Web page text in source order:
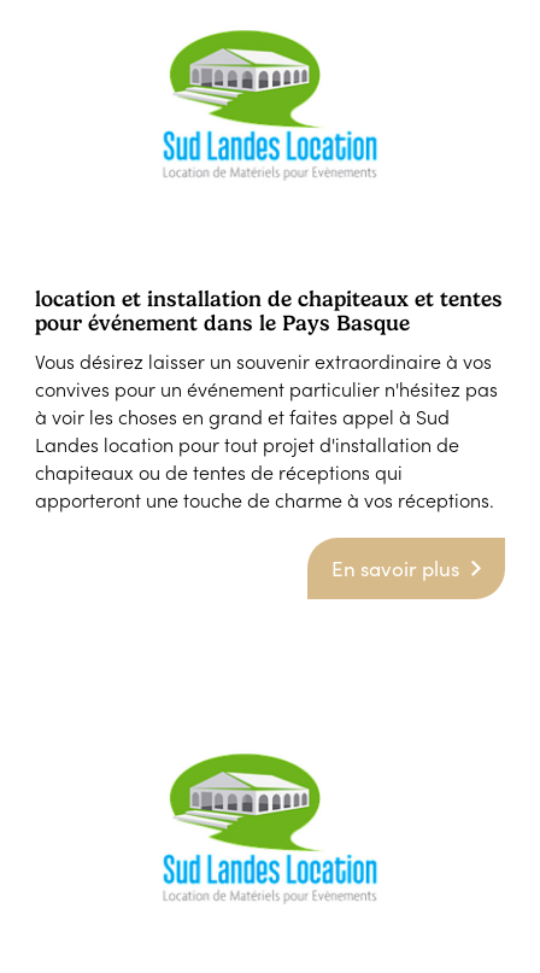
location et installation de chapiteaux et tentes
pour événement dans le Pays Basque
Vous désirez laisser un souvenir extraordinaire à vos
convives pour un événement particulier n'hésitez pas
à voir les choses en grand et faites appel à Sud
Landes location pour tout projet d'installation de
chapiteaux ou de tentes de réceptions qui
apporteront une touche de charme à vos réceptions.
En savoir plus